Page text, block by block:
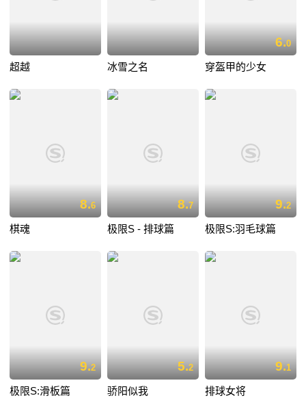
超越 冰雪之名
6.0
穿盔甲的少女
8.6
棋魂
8.7
极限S - 排球篇
9.2
极限S:羽毛球篇
9.2
极限S:滑板篇
5.2
骄阳似我
9.1
排球女将